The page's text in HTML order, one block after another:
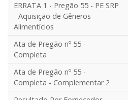
ERRATA 1 - Pregão 55 - PE SRP
- Aquisição de Gêneros
Alimentícios
Ata de Pregão nº 55 -
Completa
Ata de Pregão nº 55 -
Completa - Complementar 2